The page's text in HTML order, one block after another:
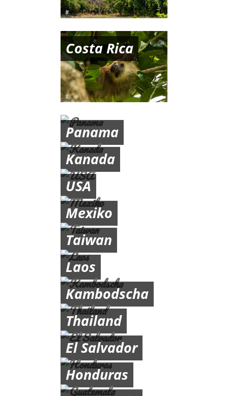
Costa Rica
Panama
Kanada
USA
Mexiko
Taiwan
Laos
Kambodscha
Thailand
El Salvador
Honduras